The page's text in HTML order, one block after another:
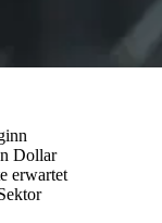
Dollar
erwartet